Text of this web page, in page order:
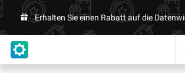
Erhalten Sie einen Rabatt auf die